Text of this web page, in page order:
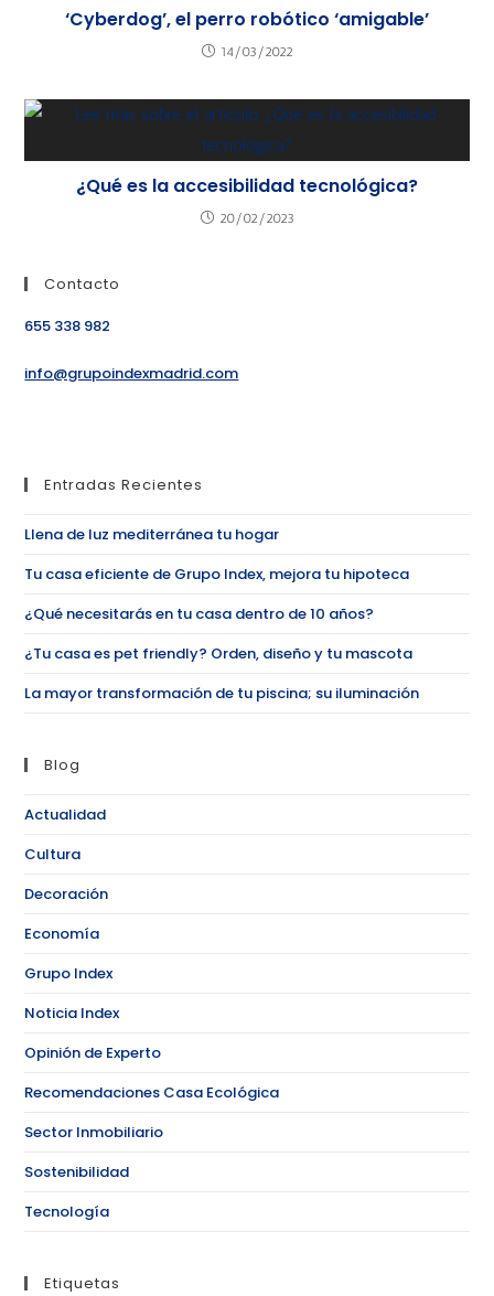
‘Cyberdog’, el perro robótico ‘amigable’
14/03/2022
¿Qué es la accesibilidad tecnológica?
20/02/2023
Contacto
655 338 982
info@grupoindexmadrid.com
Entradas Recientes
Llena de luz mediterránea tu hogar
Tu casa eficiente de Grupo Index, mejora tu hipoteca
¿Qué necesitarás en tu casa dentro de 10 años?
¿Tu casa es pet friendly? Orden, diseño y tu mascota
La mayor transformación de tu piscina; su iluminación
Blog
Actualidad
Cultura
Decoración
Economía
Grupo Index
Noticia Index
Opinión de Experto
Recomendaciones Casa Ecológica
Sector Inmobiliario
Sostenibilidad
Tecnología
Etiquetas